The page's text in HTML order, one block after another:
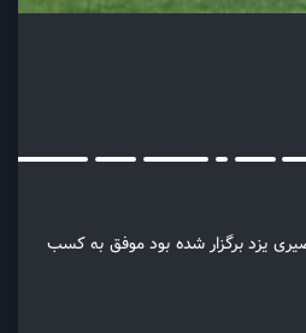
یزد برگزار شده بود موفق به کسب